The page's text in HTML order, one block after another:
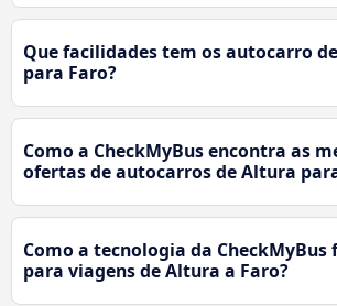
Que facilidades tem os autocarro
para Faro?
Como a CheckMyBus encontra as
ofertas de autocarros de Altura
Como a tecnologia da CheckMyBus
para viagens de Altura a Faro?